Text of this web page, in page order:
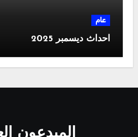
عام
احداث ديسمبر 2025
المبدعون